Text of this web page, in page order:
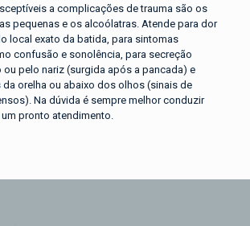
a complicações de trauma são os
pequenas e os alcoólatras. Atende para dor
local exato da batida, para sintomas
confusão e sonolência, para secreção
pelo nariz (surgida após a pancada) e
da orelha ou abaixo dos olhos (sinais de
Na dúvida é sempre melhor conduzir
pronto atendimento.